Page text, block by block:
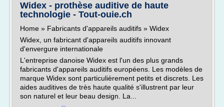
Widex - prothèse auditive de haute
technologie - Tout-ouie.ch
Home » Fabricants d'appareils auditifs » Widex
Widex, un fabricant d'appareils auditifs innovant
d'envergure internationale
L'entreprise danoise Widex est l'un des plus grands
fabricants d'appareils auditifs européens. Les modèles de
marque Widex sont particulièrement petits et discrets. Les
aides auditives de très haute qualité s'illustrent par leur
son naturel et leur beau design. La...